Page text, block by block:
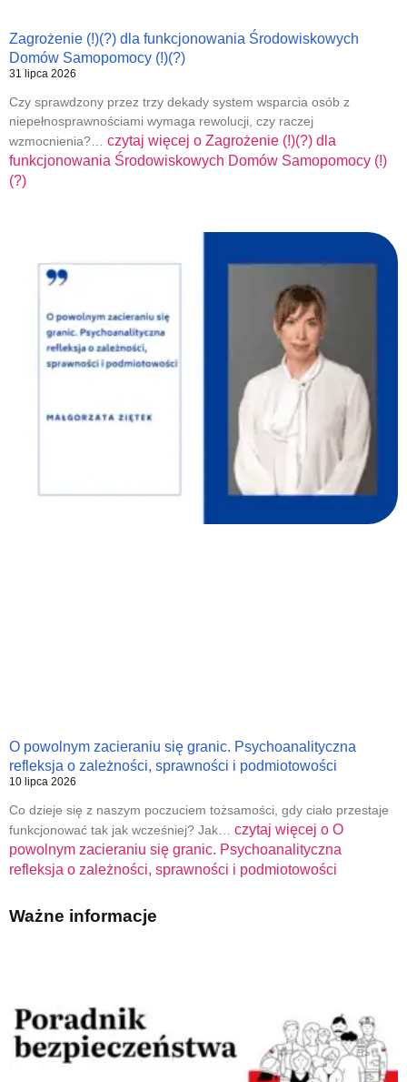
Zagrożenie (!)(?) dla funkcjonowania Środowiskowych
Domów Samopomocy (!)(?)
31 lipca 2026
Czy sprawdzony przez trzy dekady system wsparcia osób z
niepełnosprawnościami wymaga rewolucji, czy raczej
wzmocnienia?… czytaj więcej o Zagrożenie (!)(?) dla
funkcjonowania Środowiskowych Domów Samopomocy (!)
(?)
O powolnym zacieraniu się granic. Psychoanalityczna
refleksja o zależności, sprawności i podmiotowości
10 lipca 2026
Co dzieje się z naszym poczuciem tożsamości, gdy ciało przestaje
funkcjonować tak jak wcześniej? Jak… czytaj więcej o O
powolnym zacieraniu się granic. Psychoanalityczna
refleksja o zależności, sprawności i podmiotowości
Ważne informacje